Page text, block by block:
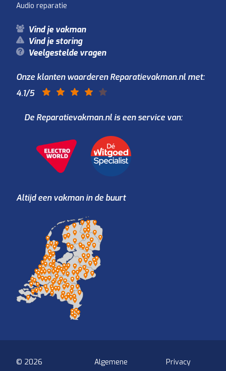
Audio reparatie
Vind je vakman
Vind je storing
Veelgestelde vragen
Onze klanten waarderen Reparatievakman.nl met:
4.1/5
De Reparatievakman.nl is een service van:
Altijd een vakman in de buurt
© 2026
Algemene
Privacy